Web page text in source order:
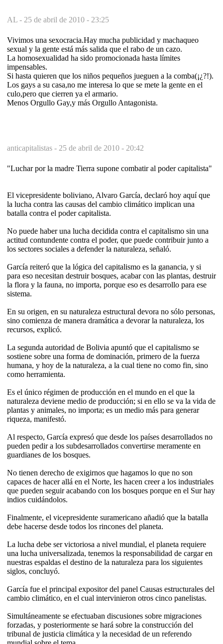
AL - 25 de abril de 2010 - 23:25
Vivimos una sexocracia.Hay mucha publicidad y machaqueo
sexual y la gente está más salida que el rabo de un cazo.
La homosexualidad ha sido promocionada hasta límites
impensables.
Si hasta quieren que los niños pequeños jueguen a la comba(¡¿?!).
Los gays a su casa,no me interesa lo que se mete la gente en el
culo,pero que cierren ya el armario.
Menos Orgullo Gay,y más Orgullo Antagonista.
anticapitalistas - 25 de abril de 2010 - 20:42
"Luchar por la madre Tierra supone combatir al poder capitalista"
El vicepresidente boliviano, Alvaro García, declaró hoy aquí que
la lucha contra las causas del cambio climático implican una
batalla contra el poder capitalista.
No puede haber una lucha decidida contra el capitalismo sin una
actitud contundente contra el poder, que puede contribuir junto a
los sectores sociales a defender la naturaleza, señaló.
García reiteró que la lógica del capitalismo es la ganancia, y si
para eso necesitan destruir bosques, acabar con las plantas, destruir
la flora y la fauna, no importa, porque eso es desarrollo para ese
sistema.
En su origen, en su naturaleza estructural devora no sólo personas,
sino comienza de manera dramática a devorar la naturaleza, los
recursos, explicó.
La segunda autoridad de Bolivia apuntó que el capitalismo se
sostiene sobre una forma de dominación, primero de la fuerza
humana, y hoy de la naturaleza, a la cual tiene no como fin, sino
como herramienta.
Es el único régimen de producción en el mundo en el que la
naturaleza deviene medio de producción; si en ello se va la vida de
plantas y animales, no importa; es un medio más para generar
riqueza, manifestó.
Al respecto, García expresó que desde los países desarrollados no
pueden pedir a los subdesarrollados convertirse meramente en
guardianes de los bosques.
No tienen derecho de exigirnos que hagamos lo que no son
capaces de hacer allá en el Norte, les hacen creer a los industriales
que pueden seguir acabando con los bosques porque en el Sur hay
indios cuidándolos.
Finalmente, el vicepresidente suramericano añadió que la batalla
debe hacerse desde todos los rincones del planeta.
La lucha debe ser victoriosa a nivel mundial, el planeta requiere
una lucha universalizada, tenemos la responsabilidad de cargar en
nuestras espaldas el destino de la naturaleza para los siguientes
siglos, concluyó.
García fue el principal expositor del panel Causas estructurales del
cambio climático, en el cual intervinieron otros cinco panelistas.
Simultáneamente se efectuaban discusiones sobre migraciones
forzadas, y posteriormente se hará sobre la construcción del
tribunal de justicia climática y la necesidad de un referendo